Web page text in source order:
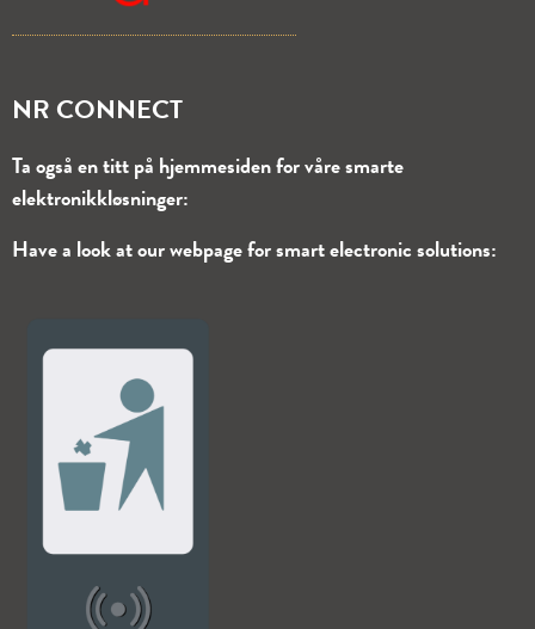
NR CONNECT
Ta også en titt på hjemmesiden for våre smarte
elektronikkløsninger:
Have a look at our webpage for smart electronic solutions: